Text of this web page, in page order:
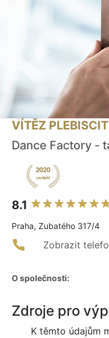
VÍTĚZ
Dance Factory -
8.1
Praha, Zubatého 317/4
Zobrazit
O společnosti:
Zdroje pro
K těmto údajům